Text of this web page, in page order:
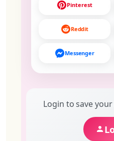
Pinterest
Reddit
Messenger
Login to save